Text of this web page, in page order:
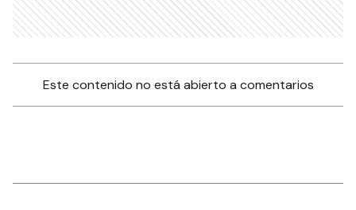
Este contenido no está abierto a comentarios